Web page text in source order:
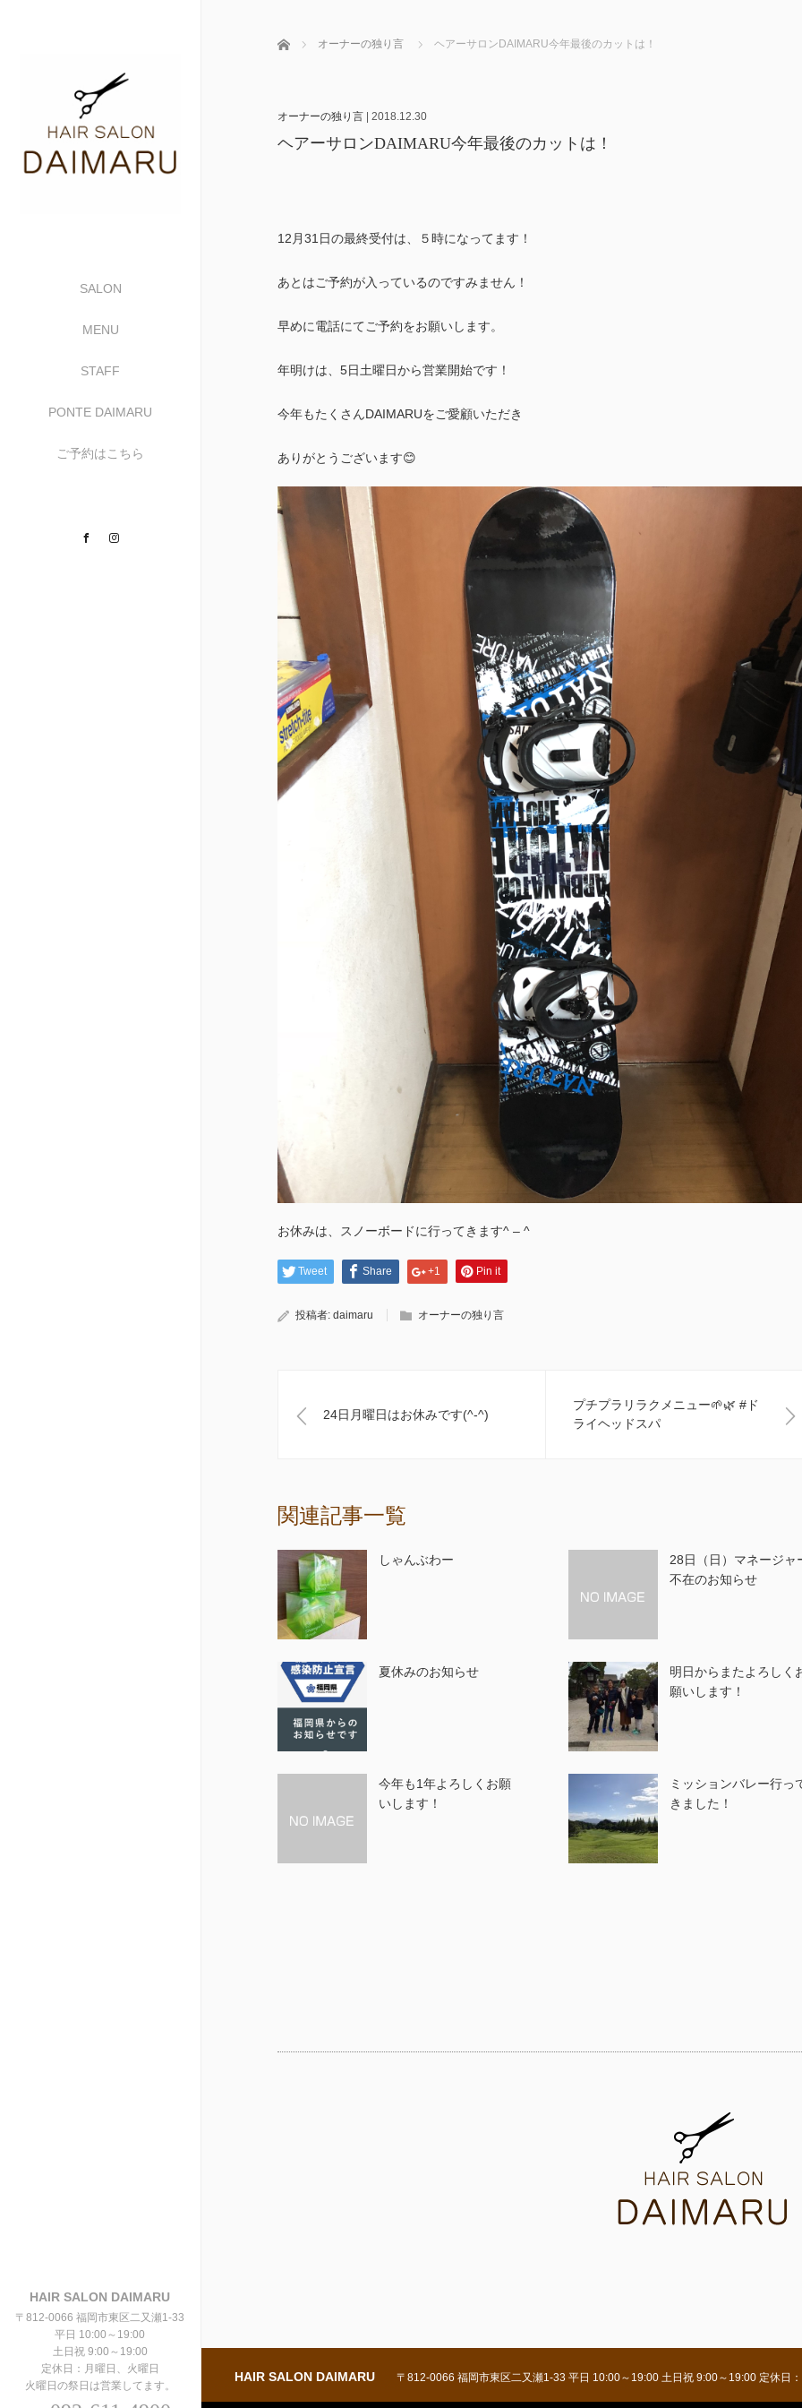
SALON
MENU
STAFF
PONTE DAIMARU
ご予約はこちら
Facebook
HAIR SALON DAIMARU
〒812-0066 福岡市東区二又瀬1-33
平日 10:00～19:00
土日祝 9:00～19:00
定休日：月曜日、火曜日
火曜日の祭日は営業してます。
ホーム オーナーの独り言 ヘアーサロンDAIMARU今年最後のカットは！
オーナーの独り言| 2018.12.30
ヘアーサロンDAIMARU今年最後のカットは！
12月31日の最終受付は、５時になってます！
あとはご予約が入っているのですみません！
早めに電話にてご予約をお願いします。
年明けは、5日土曜日から営業開始です！
今年もたくさんDAIMARUをご愛顧いただき
ありがとうございます😊
お休みは、スノーボードに行ってきます^ – ^
Tweet Share +1 Pin it
投稿者: daimaru オーナーの独り言
24日月曜日はお休みです(^-^)
プチプラリラクメニュー🌱🌿 #ド
ライヘッドスパ
関連記事一覧
しゃんぶわー
28日（日）マネージャ
不在のお知らせ
夏休みのお知らせ
明日からまたよろしく
願いします！
今年も1年よろしくお願
いします！
ミッションバレー行っ
きました！
HAIR SALON DAIMARU 〒812-0066 福岡市東区二又瀬1-33 平日 10:00～19:00 土日祝 9:00～19:00 定休日